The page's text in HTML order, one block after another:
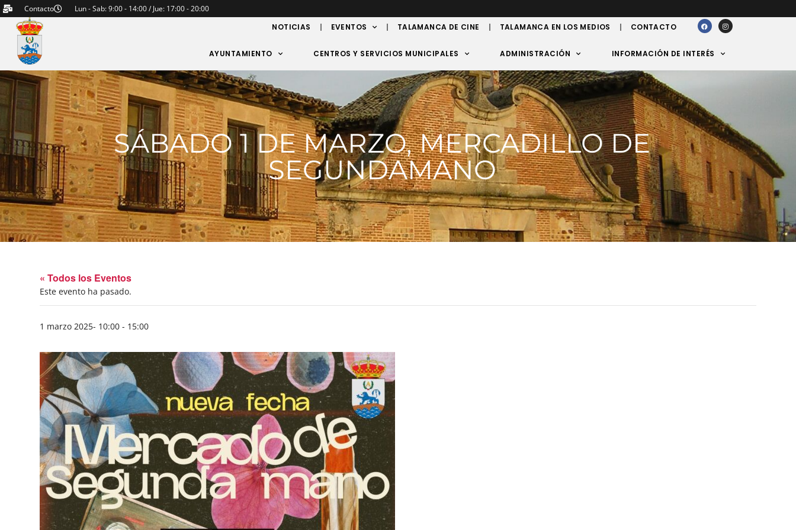
Contacto
Lun - Sab: 9:00 - 14:00 / Jue: 17:00 - 20:00
NOTICIAS
EVENTOS TALAMANCA DE CINE TALAMANCA EN LOS MEDIOS CONTACTO
AYUNTAMIENTO CENTROS Y SERVICIOS MUNICIPALES ADMINISTRACIÓN INFORMACIÓN DE INTERÉS
SÁBADO 1 DE MARZO, MERCADILLO DE
SEGUNDAMANO
« Todos los Eventos
Este evento ha pasado.
1 marzo 2025- 10:00 - 15:00